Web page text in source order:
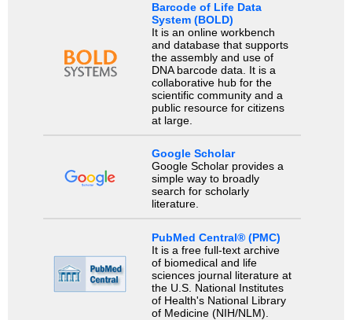
Barcode of Life Data
System (BOLD)
It is an online workbench
and database that supports
the assembly and use of
DNA barcode data. It is a
collaborative hub for the
scientific community and a
public resource for citizens
at large.
Google Scholar
Google Scholar provides a
simple way to broadly
search for scholarly
literature.
PubMed Central® (PMC)
It is a free full-text archive
of biomedical and life
sciences journal literature at
the U.S. National Institutes
of Health's National Library
of Medicine (NIH/NLM).